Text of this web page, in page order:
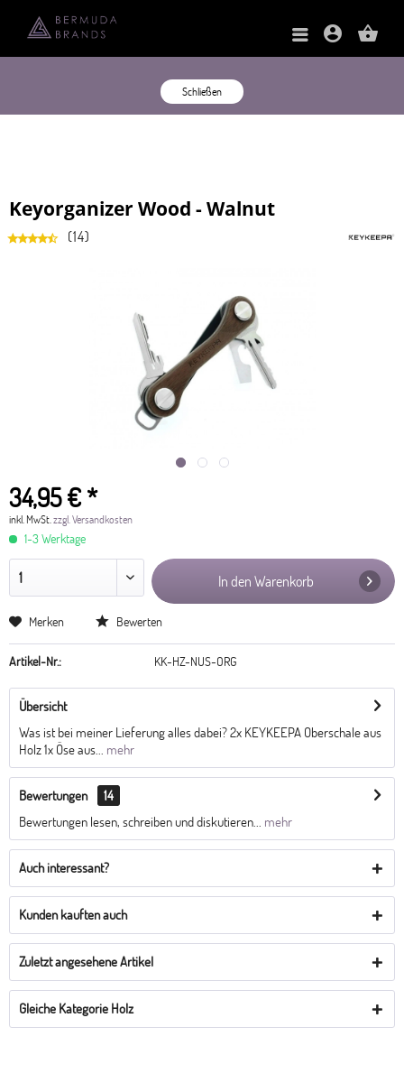
account_circle shopping_basket
Schließen
Keyorganizer Wood - Walnut
(14)
34,95 € *
inkl. MwSt. zzgl. Versandkosten
1-3 Werktage
In den Warenkorb
Merken Bewerten
Artikel-Nr.: KK-HZ-NUS-ORG
Übersicht
Was ist bei meiner Lieferung alles dabei? 2x KEYKEEPA Oberschale aus
Holz 1x Öse aus...
mehr
Bewertungen
14
Bewertungen lesen, schreiben und diskutieren...
mehr
Auch interessant?
Kunden kauften auch
Zuletzt angesehene Artikel
Gleiche Kategorie Holz